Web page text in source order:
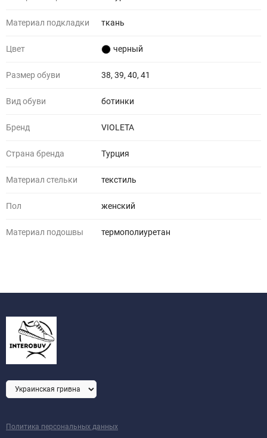
Материал подкладки ткань
Цвет черный
Размер обуви 38, 39, 40, 41
Вид обуви ботинки
Бренд VIOLETA
Страна бренда Турция
Материал стельки текстиль
Пол женский
Материал подошвы термополиуретан
Политика персональных данных